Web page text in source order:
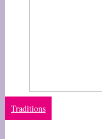
Traditions